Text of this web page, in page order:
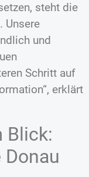
steht die
Unsere
und
Schritt auf
erklärt
Blick: